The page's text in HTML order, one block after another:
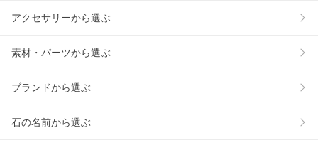
アクセサリーから選ぶ
素材・パーツから選ぶ
ブランドから選ぶ
石の名前から選ぶ